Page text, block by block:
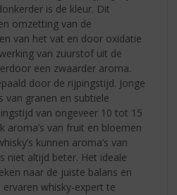
is de kleur. Dit
omzetting van de
van het vat en door oxidatie
van zuurstof uit de
een zwaarder aroma.
door de rijpingstijd. Jonge
van granen en subtiele
van ongeveer 10 tot 15
aroma’s van fruit en bloemen
kunnen aroma’s van
niet altijd beter. Het ideale
naar de juiste balans en
whisky-expert te